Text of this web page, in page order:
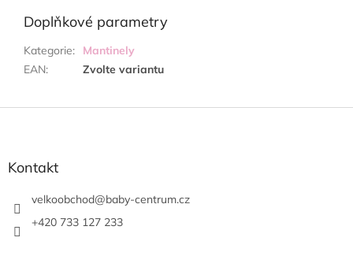
Doplňkové parametry
Kategorie:
Mantinely
EAN: Zvolte variantu
Kontakt
velkoobchod@baby-centrum.cz
+420 733 127 233